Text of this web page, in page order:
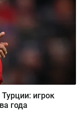
игрок
года